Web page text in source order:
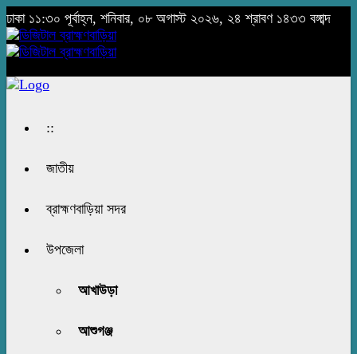
ঢাকা ১১:৩০ পূর্বাহ্ন, শনিবার, ০৮ অগাস্ট ২০২৬, ২৪ শ্রাবণ ১৪৩৩ বঙ্গাব্দ
::
জাতীয়
ব্রাহ্মণবাড়িয়া সদর
উপজেলা
আখাউড়া
আশুগঞ্জ